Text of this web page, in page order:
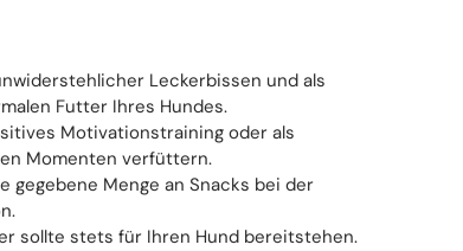
Leckerbissen und als
Futter Ihres Hundes.
Motivationstraining oder als
Momenten verfüttern.
gegebene Menge an Snacks bei der
sollte stets für Ihren Hund bereitstehen.